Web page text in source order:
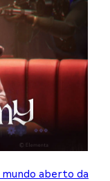
mundo aberto da